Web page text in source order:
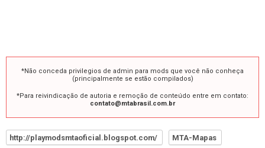
*Não conceda privilegios de admin para mods que você não conheça
(principalmente se estão compilados)
*Para reivindicação de autoria e remoção de conteúdo entre em contato:
contato@mtabrasil.com.br
http://playmodsmtaoficial.blogspot.com/ MTA-Mapas